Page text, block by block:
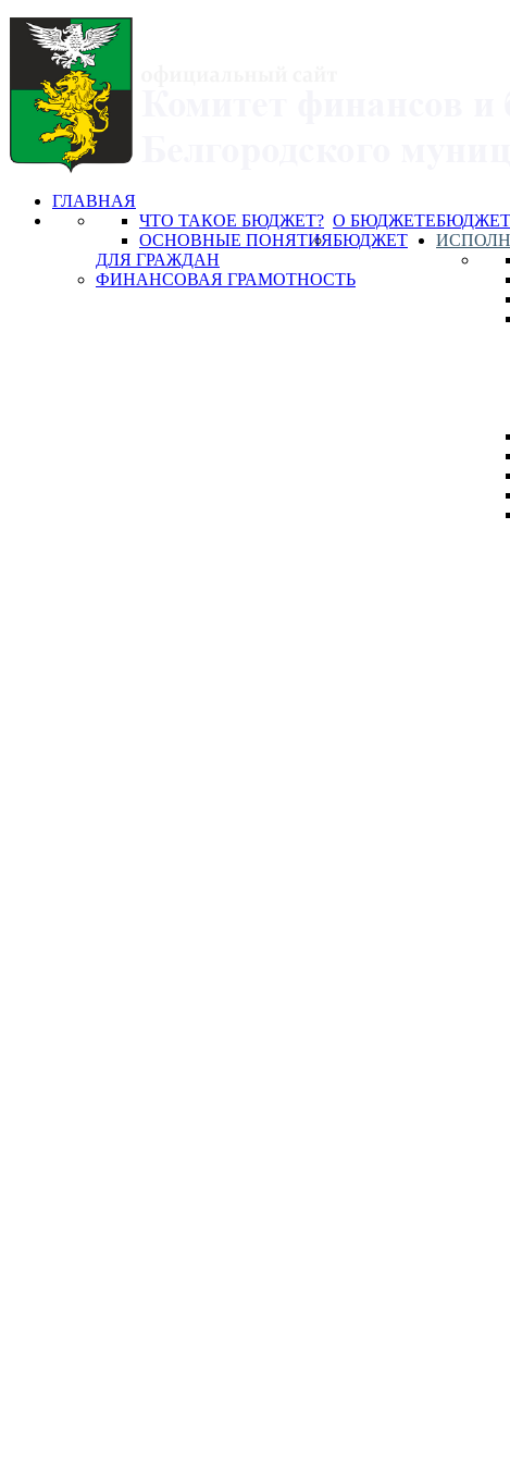
ГЛАВНАЯ
О БЮДЖЕТЕ
ЧТО ТАКОЕ БЮДЖЕТ?
ОСНОВНЫЕ ПОНЯТИЯБЮДЖЕТ
ДЛЯ ГРАЖДАН
ФИНАНСОВАЯ ГРАМОТНОСТЬ